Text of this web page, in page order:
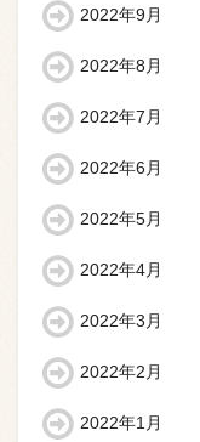
2022年9月
2022年8月
2022年7月
2022年6月
2022年5月
2022年4月
2022年3月
2022年2月
2022年1月